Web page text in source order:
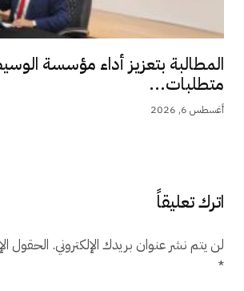
المطالبة بتعزيز أداء مؤسسة
متطلبات...
أغسطس 6, 2026
اترك تعليقاً
لن يتم نشر عنوان بريدك الإلكتروني. الحقول
*